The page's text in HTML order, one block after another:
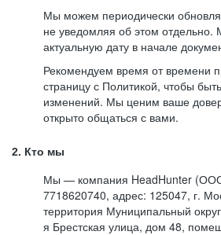
Мы можем периодически
не уведомляя об этом отдельно.
актуальную дату в начале
Рекомендуем время от времени
страницу с Политикой, чтобы
изменений. Мы ценим ваше
открыто общаться с вами.
2. Кто мы
Мы — компания HeadHunter
7718620740, адрес: 125047, г.
территория Муниципальный
я Брестская улица, дом 48,